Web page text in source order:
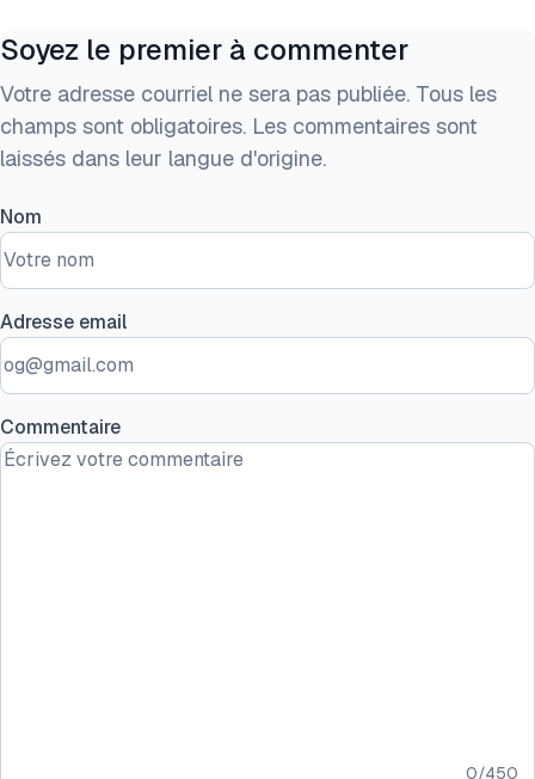
Soyez le premier à commenter
Votre adresse courriel ne sera pas publiée. Tous les
champs sont obligatoires. Les commentaires sont
laissés dans leur langue d'origine.
Nom
Adresse email
Commentaire
0/450